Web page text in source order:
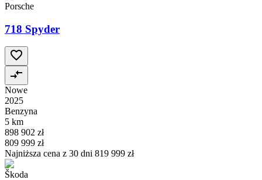
Porsche
718 Spyder
Nowe
2025
Benzyna
5 km
898 902 zł
809 999 zł
Najniższa cena z 30 dni 819 999 zł
Škoda